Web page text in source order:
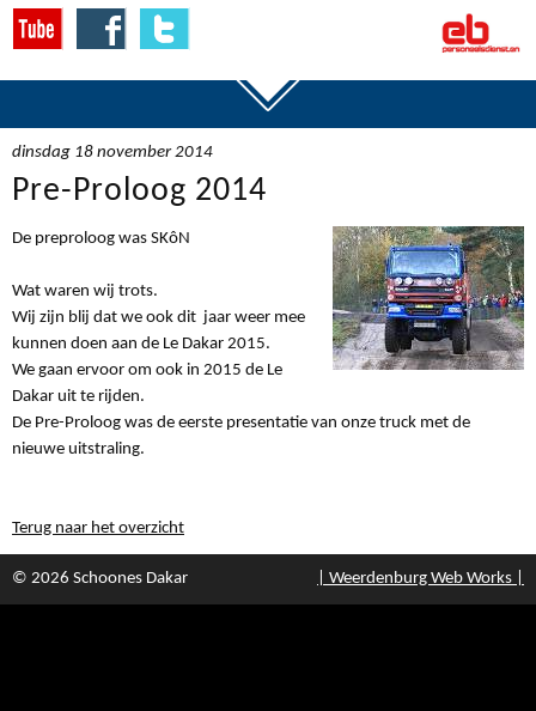
dinsdag 18 november 2014
Pre-Proloog 2014
De preproloog was SKôN
Wat waren wij trots.
Wij zijn blij dat we ook dit jaar weer mee
kunnen doen aan de Le Dakar 2015.
We gaan ervoor om ook in 2015 de Le
Dakar uit te rijden.
De Pre-Proloog was de eerste presentatie van onze truck met de
nieuwe uitstraling.
Terug naar het overzicht
© 2026 Schoones Dakar | Weerdenburg Web Works |